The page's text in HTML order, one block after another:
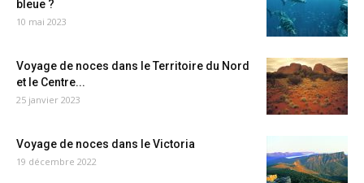
bleue ?
10 mai 2023
Voyage de noces dans le Territoire du Nord
et le Centre...
25 janvier 2023
Voyage de noces dans le Victoria
19 décembre 2022